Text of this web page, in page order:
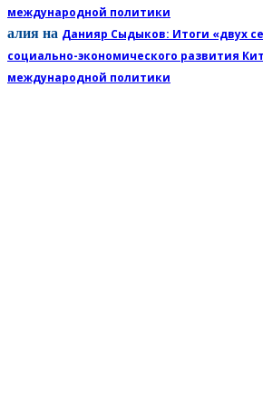
международной политики
алия на Данияр Сыдыков: Итоги «двух
социально-экономического развития
международной политики